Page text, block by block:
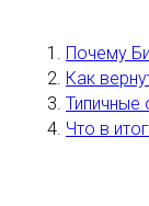
Почему
Как
Типичные
Что в